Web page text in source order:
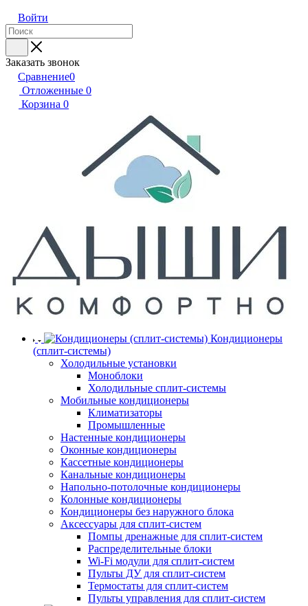
Войти
Заказать звонок
Сравнение0
Отложенные 0
Корзина 0
Кондиционеры
(сплит-системы)
Холодильные установки
Моноблоки
Холодильные сплит-системы
Мобильные кондиционеры
Климатизаторы
Промышленные
Настенные кондиционеры
Оконные кондиционеры
Кассетные кондиционеры
Канальные кондиционеры
Напольно-потолочные кондиционеры
Колонные кондиционеры
Кондиционеры без наружного блока
Аксессуары для сплит-систем
Помпы дренажные для сплит-систем
Распределительные блоки
Wi-Fi модули для сплит-систем
Пульты ДУ для сплит-систем
Термостаты для сплит-систем
Пульты управления для сплит-систем